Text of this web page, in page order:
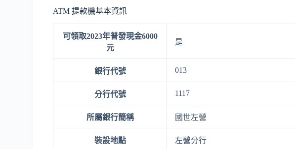
ATM 提款機基本資訊
可領取2023年普發現金6000
元
是
銀行代號 013
分行代號 1117
所屬銀行簡稱 國世左營
裝設地點 左營分行